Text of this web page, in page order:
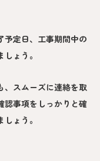
予定日、工事期間中の
ょう。
、スムーズに連絡を取
認事項をしっかりと確
ょう。